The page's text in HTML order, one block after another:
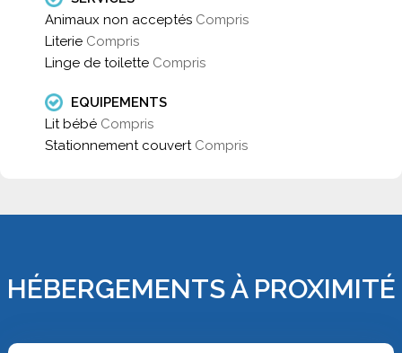
Animaux non acceptés Compris
Literie Compris
Linge de toilette Compris
EQUIPEMENTS
Lit bébé Compris
Stationnement couvert Compris
HÉBERGEMENTS À PROXIMITÉ